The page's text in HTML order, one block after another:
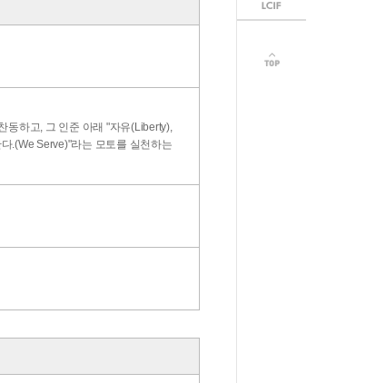
동하고, 그 인준 아래 "자유(Liberty),
.(We Serve)"라는 모토를 실천하는